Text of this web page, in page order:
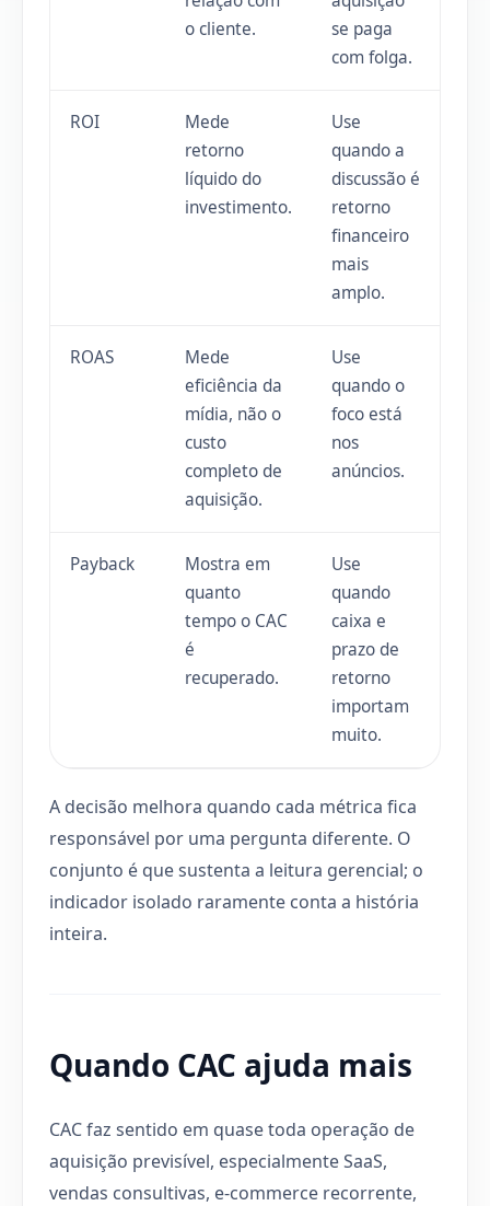
o cliente.
se paga
com folga.
ROI
Mede
retorno
líquido do
investimento.
Use
quando a
discussão é
retorno
financeiro
mais
amplo.
ROAS
Mede
eficiência da
mídia, não o
custo
completo de
aquisição.
Use
quando o
foco está
nos
anúncios.
Payback
Mostra em
quanto
tempo o CAC
é
recuperado.
Use
quando
caixa e
prazo de
retorno
importam
muito.
A decisão melhora quando cada métrica fica
responsável por uma pergunta diferente. O
conjunto é que sustenta a leitura gerencial; o
indicador isolado raramente conta a história
inteira.
Quando CAC ajuda mais
CAC faz sentido em quase toda operação de
aquisição previsível, especialmente SaaS,
vendas consultivas, e-commerce recorrente,